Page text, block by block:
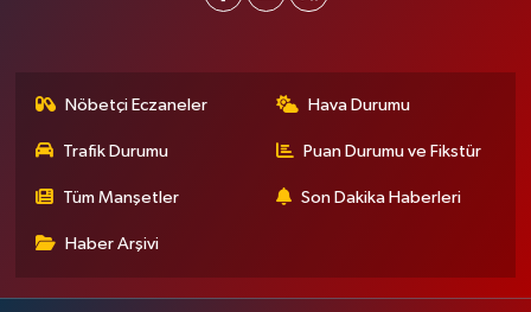
Nöbetçi Eczaneler Hava Durumu
Trafik Durumu Puan Durumu ve Fikstür
Tüm Manşetler Son Dakika Haberleri
Haber Arşivi